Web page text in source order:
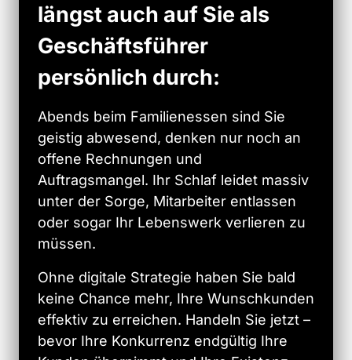
längst auch auf Sie als
Geschäftsführer
persönlich durch:
Abends beim Familienessen sind Sie
geistig abwesend, denken nur noch an
offene Rechnungen und
Auftragsmangel. Ihr Schlaf leidet massiv
unter der Sorge, Mitarbeiter entlassen
oder sogar Ihr Lebenswerk verlieren zu
müssen.
Ohne digitale Strategie haben Sie bald
keine Chance mehr, Ihre Wunschkunden
effektiv zu erreichen. Handeln Sie jetzt –
bevor Ihre Konkurrenz endgültig Ihre